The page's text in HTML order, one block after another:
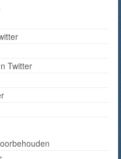
Twitter